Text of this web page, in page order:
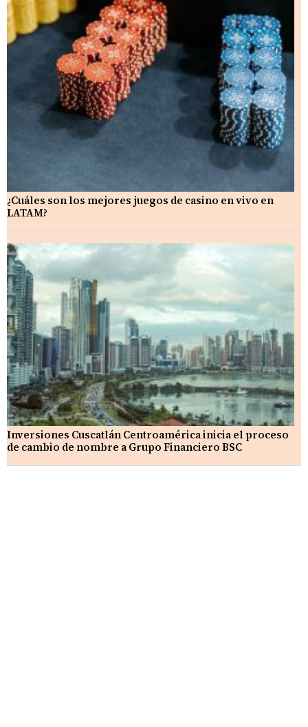
¿Cuáles son los mejores juegos de casino en vivo en
LATAM?
Inversiones Cuscatlán Centroamérica inicia el proceso
de cambio de nombre a Grupo Financiero BSC